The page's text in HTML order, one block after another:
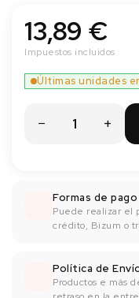
13,89 €
Impuestos incluidos
Últimas unidades
Formas de
Puede realizar el
crédito, Bizum o
Política de
Productos e más